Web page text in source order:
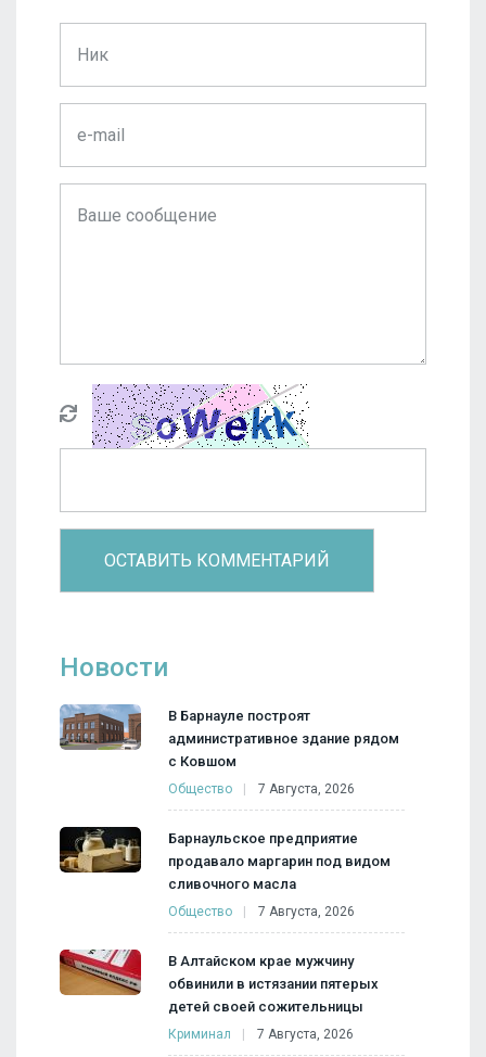
Новости
В Барнауле построят
административное здание рядом
с Ковшом
Общество 7 Августа, 2026
Барнаульское предприятие
продавало маргарин под видом
сливочного масла
Общество 7 Августа, 2026
В Алтайском крае мужчину
обвинили в истязании пятерых
детей своей сожительницы
Криминал 7 Августа, 2026